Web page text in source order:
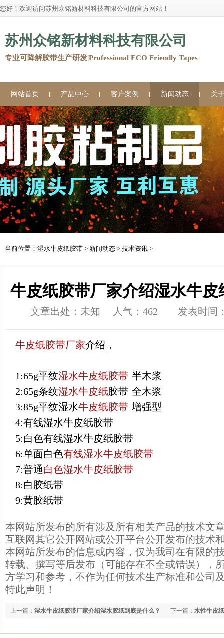
您好！欢迎访问苏州众铭新材料科技有限公司的官方网站！
苏州众铭新材料科技有限公司
专业可降解胶带生产研发|Professional ECO Friendly Tapes
网站首页 产品中心 客户案例 新闻动态 关
当前位置： 湿水牛皮纸胶带 > 新闻动态 > 技术资讯 >
牛皮纸胶带厂家介绍湿水牛
文章出处：未知 人气： 462 发表时间
牛皮纸胶带厂家介绍，
1:65g平纹湿水牛皮纸胶带 半木浆
2:65g条纹湿水牛皮纸胶带 全木浆
3:85g平纹湿水牛皮纸胶带 增强型
4:有线湿水牛皮纸胶带
5:白色有线湿水牛皮纸胶带
6:单面白色有线湿水牛皮纸胶带
7:普通白色湿水牛皮纸胶带
8:白胶纸带
9:黄胶纸带
本网站所发布的所有涉及所有相关产品的技术文
互联网其它公开网站或公开平台公开发布的技术
本网站所发布的信息或内容，仅为我司在有限的
转载、撰写等后发布（可能存在不全或错误），
方学习和参考，不作为任何技术生产标准和公司
特此声明！
下一篇： 水性牛皮
上一篇： 湿水牛皮纸胶带厂家介绍湿水胶纸到底是什么？